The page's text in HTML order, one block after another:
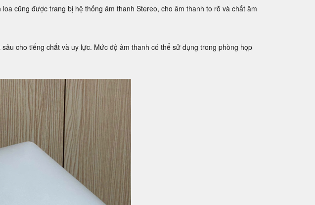
cũng được trang bị hệ thống âm thanh Stereo, cho âm thanh to rõ và chất âm
cho tiếng chắt và uy lực. Mức độ âm thanh có thể sử dụng trong phòng họp